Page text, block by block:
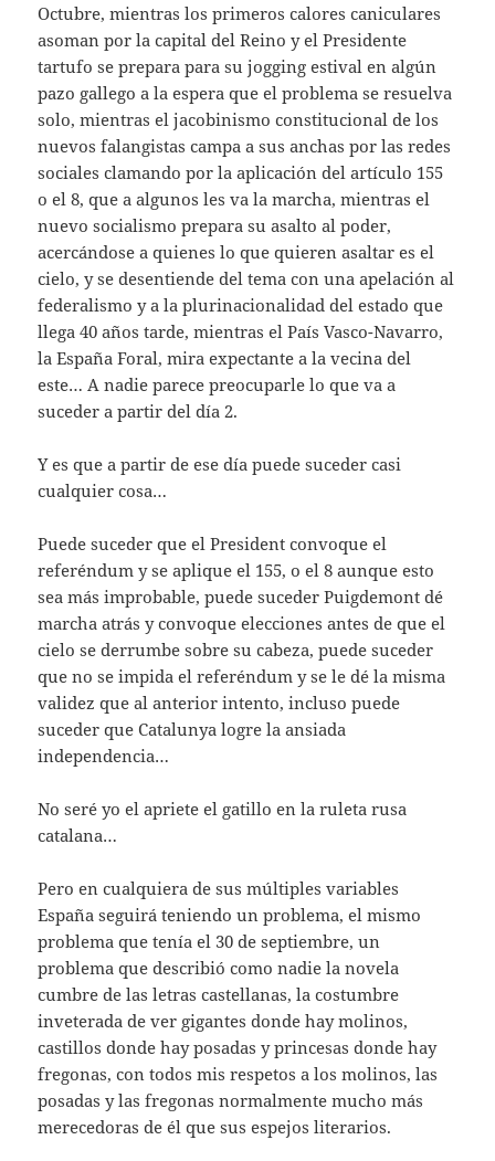
Octubre, mientras los primeros calores caniculares
asoman por la capital del Reino y el Presidente
tartufo se prepara para su jogging estival en algún
pazo gallego a la espera que el problema se resuelva
solo, mientras el jacobinismo constitucional de los
nuevos falangistas campa a sus anchas por las redes
sociales clamando por la aplicación del artículo 155
o el 8, que a algunos les va la marcha, mientras el
nuevo socialismo prepara su asalto al poder,
acercándose a quienes lo que quieren asaltar es el
cielo, y se desentiende del tema con una apelación al
federalismo y a la plurinacionalidad del estado que
llega 40 años tarde, mientras el País Vasco-Navarro,
la España Foral, mira expectante a la vecina del
este… A nadie parece preocuparle lo que va a
suceder a partir del día 2.
Y es que a partir de ese día puede suceder casi
cualquier cosa…
Puede suceder que el President convoque el
referéndum y se aplique el 155, o el 8 aunque esto
sea más improbable, puede suceder Puigdemont dé
marcha atrás y convoque elecciones antes de que el
cielo se derrumbe sobre su cabeza, puede suceder
que no se impida el referéndum y se le dé la misma
validez que al anterior intento, incluso puede
suceder que Catalunya logre la ansiada
independencia…
No seré yo el apriete el gatillo en la ruleta rusa
catalana…
Pero en cualquiera de sus múltiples variables
España seguirá teniendo un problema, el mismo
problema que tenía el 30 de septiembre, un
problema que describió como nadie la novela
cumbre de las letras castellanas, la costumbre
inveterada de ver gigantes donde hay molinos,
castillos donde hay posadas y princesas donde hay
fregonas, con todos mis respetos a los molinos, las
posadas y las fregonas normalmente mucho más
merecedoras de él que sus espejos literarios.